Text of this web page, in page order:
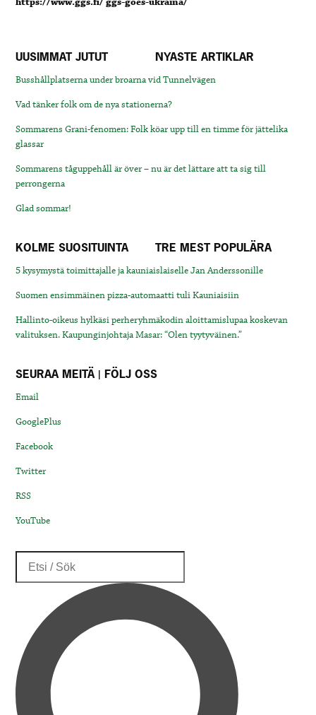
UUSIMMAT JUTUT NYASTE ARTIKLAR
Busshållplatserna under broarna vid Tunnelvägen
Vad tänker folk om de nya stationerna?
Sommarens Grani-fenomen: Folk köar upp till en timme för jättelika
glassar
Sommarens tåguppehåll är över – nu är det lättare att ta sig till
perrongerna
Glad sommar!
KOLME SUOSITUINTA TRE MEST POPULÄRA
5 kysymystä toimittajalle ja kauniaislaiselle Jan Anderssonille
Suomen ensimmäinen pizza-automaatti tuli Kauniaisiin
Hallinto-oikeus hylkäsi perheryhmäkodin aloittamislupaa koskevan
valituksen. Kaupunginjohtaja Masar: “Olen tyytyväinen.”
SEURAA MEITÄ | FÖLJ OSS
Email
GooglePlus
Facebook
Twitter
RSS
YouTube